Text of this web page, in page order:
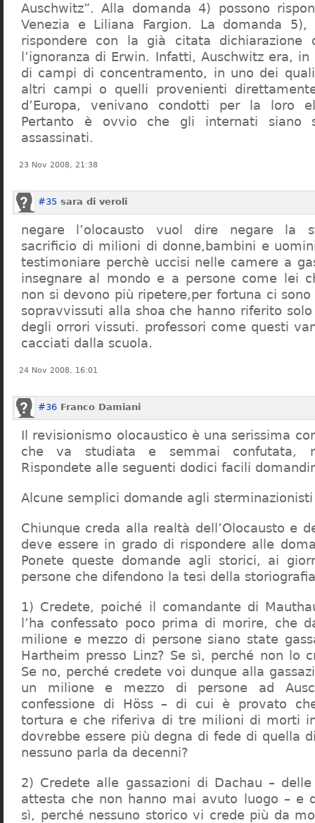
Auschwitz”. Alla domanda 4) possono
Venezia e Liliana Fargion. La domanda
rispondere con la già citata dichiarazione
l’ignoranza di Erwin. Infatti, Auschwitz era,
di campi di concentramento, in uno dei
altri campi o quelli provenienti
d’Europa, venivano condotti per la loro
Pertanto è ovvio che gli internati siano
assassinati.
23 Nov 2008, 21:38
#35 sara di veroli
negare l’olocausto vuol dire negare la
sacrificio di milioni di donne,bambini e
testimoniare perchè uccisi nelle camere a
insegnare al mondo e a persone come lei
non si devono più ripetere,per fortuna ci
sopravvissuti alla shoa che hanno riferito
degli orrori vissuti. professori come questi
cacciati dalla scuola.
24 Nov 2008, 16:01
#36 Franco Damiani
Il revisionismo olocaustico è una serissima
che va studiata e semmai confutata,
Rispondete alle seguenti dodici facili
Alcune semplici domande agli sterminazionisti
Chiunque creda alla realtà dell’Olocausto e
deve essere in grado di rispondere alle
Ponete queste domande agli storici, ai
persone che difendono la tesi della
1) Credete, poiché il comandante di
l’ha confessato poco prima di morire, che
milione e mezzo di persone siano state
Hartheim presso Linz? Se sì, perché non lo
Se no, perché credete voi dunque alla
un milione e mezzo di persone ad
confessione di Höss – di cui è provato
tortura e che riferiva di tre milioni di morti
dovrebbe essere più degna di fede di quella
nessuno parla da decenni?
2) Credete alle gassazioni di Dachau –
attesta che non hanno mai avuto luogo – e
sì, perché nessuno storico vi crede più da